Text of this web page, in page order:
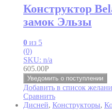
Конструктор
замок Эльзы
0 из 5
(0)
SKU: n/a
605.00Р
Уведомить о поступлении
Добавить в список
Сравнить
Дисней, Конструкторы,